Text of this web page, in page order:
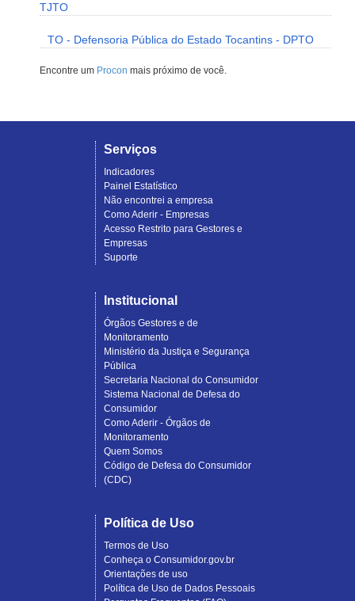
TJTO
TO - Defensoria Pública do Estado Tocantins - DPTO
Encontre um Procon mais próximo de você.
Serviços
Indicadores
Painel Estatístico
Não encontrei a empresa
Como Aderir - Empresas
Acesso Restrito para Gestores e
Empresas
Suporte
Institucional
Órgãos Gestores e de
Monitoramento
Ministério da Justiça e Segurança
Pública
Secretaria Nacional do Consumidor
Sistema Nacional de Defesa do
Consumidor
Como Aderir - Órgãos de
Monitoramento
Quem Somos
Código de Defesa do Consumidor
(CDC)
Política de Uso
Termos de Uso
Conheça o Consumidor.gov.br
Orientações de uso
Política de Uso de Dados Pessoais